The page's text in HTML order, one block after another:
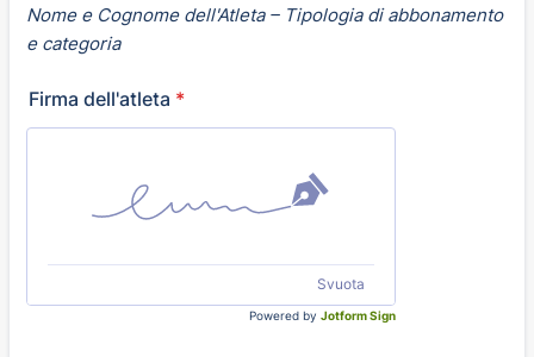
Nome e Cognome dell'Atleta – Tipologia di abbonamento
e categoria
Firma dell'atleta *
Svuota
Powered by Jotform Sign